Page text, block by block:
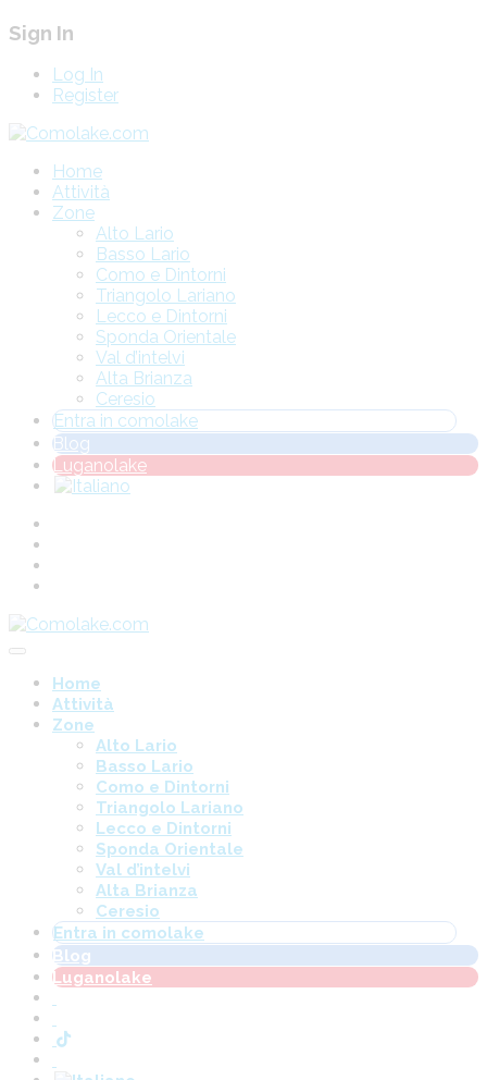
Sign In
Log In
Register
Home
Attività
Zone
Alto Lario
Basso Lario
Como e Dintorni
Triangolo Lariano
Lecco e Dintorni
Sponda Orientale
Val d’intelvi
Alta Brianza
Ceresio
Entra in comolake
Blog
Luganolake
Home
Attività
Zone
Alto Lario
Basso Lario
Como e Dintorni
Triangolo Lariano
Lecco e Dintorni
Sponda Orientale
Val d’intelvi
Alta Brianza
Ceresio
Entra in comolake
Blog
Luganolake